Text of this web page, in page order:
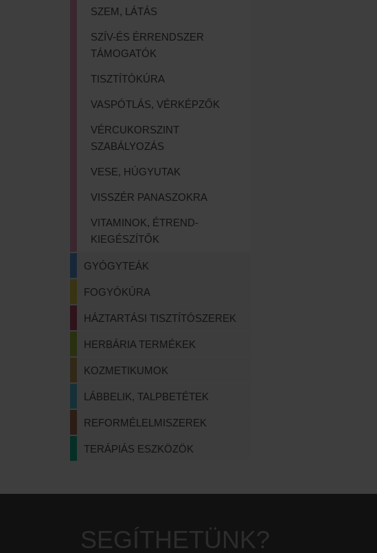
SZEM, LÁTÁS
SZÍV-ÉS ÉRRENDSZER
TÁMOGATÓK
TISZTÍTÓKÚRA
VASPÓTLÁS, VÉRKÉPZŐK
VÉRCUKORSZINT
SZABÁLYOZÁS
VESE, HÚGYUTAK
VISSZÉR PANASZOKRA
VITAMINOK, ÉTREND-
KIEGÉSZÍTŐK
GYÓGYTEÁK
FOGYÓKÚRA
HÁZTARTÁSI TISZTÍTÓSZEREK
HERBÁRIA TERMÉKEK
KOZMETIKUMOK
LÁBBELIK, TALPBETÉTEK
REFORMÉLELMISZEREK
TERÁPIÁS ESZKÖZÖK
SEGÍTHETÜNK?